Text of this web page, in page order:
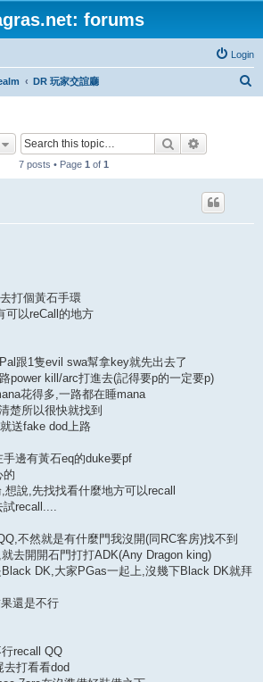
forums
Login
DR 玩家交誼廳
Search
7 posts • Page 1 of 1
打個黃石手環
可以reCall的地方
跟1隻evil swa幫拿key就先出去了
power kill/arc打進去(記得要p的一定要p)
花得多,一路都在睡mana
楚所以很快就找到
送fake dod上路
邊有黃石eq的duke要pf
的
說,先找找看什麼地方可以recall
試recall....
不然就是有什麼門我沒開(同RC客房)找不到
去開開石門打打ADK(Any Dragon king)
DK,大家PGas一起上,沒幾下Black DK就拜
還是不行
recall QQ
去打看看dod